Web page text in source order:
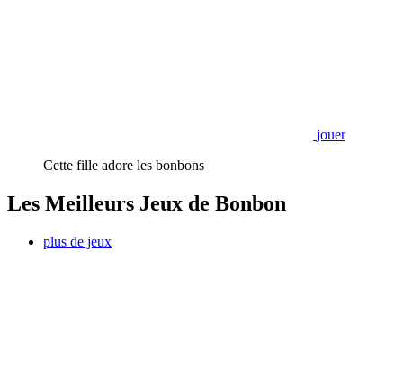
jouer
Cette fille adore les bonbons
Les Meilleurs Jeux de Bonbon
plus de jeux